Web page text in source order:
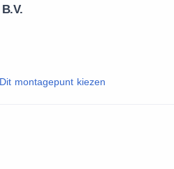
Dit montagepunt kiezen